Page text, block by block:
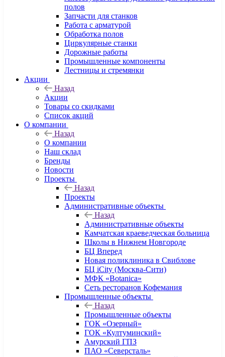
полов
Запчасти для станков
Работа с арматурой
Обработка полов
Циркулярные станки
Дорожные работы
Промышленные компоненты
Лестницы и стремянки
Акции
Назад
Акции
Товары со скидками
Список акций
О компании
Назад
О компании
Наш склад
Бренды
Новости
Проекты
Назад
Проекты
Административные объекты
Назад
Административные объекты
Камчатская краеведческая больница
Школы в Нижнем Новгороде
БЦ Вперед
Новая поликлиника в Свиблове
БЦ iCity (Москва-Сити)
МФК «Botanica»
Сеть ресторанов Кофемания
Промышленные объекты
Назад
Промышленные объекты
ГОК «Озерный»
ГОК «Култуминский»
Амурский ГПЗ
ПАО «Северсталь»